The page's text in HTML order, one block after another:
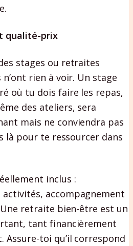
qualité-prix
stages ou retraites
rien à voir. Un stage
où tu dois faire les repas,
des ateliers, sera
mais ne conviendra pas
là pour te ressourcer dans
inclus :
accompagnement
retraite bien-être est un
tant financièrement
Assure-toi qu’il correspond